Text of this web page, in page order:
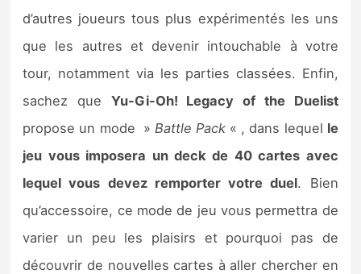
d’autres joueurs tous plus expérimentés les uns
que les autres et devenir intouchable à votre
tour, notamment via les parties classées. Enfin,
sachez que Yu-Gi-Oh! Legacy of the Duelist
propose un mode » Battle Pack « , dans lequel le
jeu vous imposera un deck de 40 cartes avec
lequel vous devez remporter votre duel. Bien
qu’accessoire, ce mode de jeu vous permettra de
varier un peu les plaisirs et pourquoi pas de
découvrir de nouvelles cartes à aller chercher en